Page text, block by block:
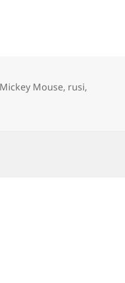
Mickey Mouse, rusi,